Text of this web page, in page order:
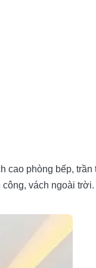
cao phòng bếp, trần
công, vách ngoài trời.